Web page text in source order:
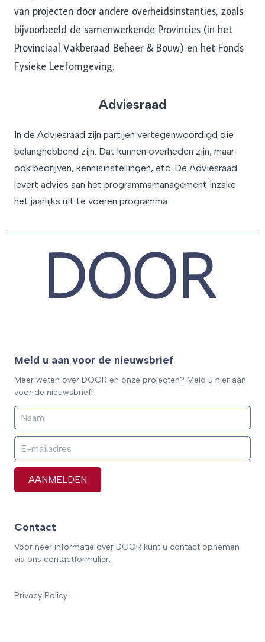
van projecten door andere overheidsinstanties, zoals
bijvoorbeeld de samenwerkende Provincies (in het
Provinciaal Vakberaad Beheer & Bouw) en het Fonds
Fysieke Leefomgeving.
Adviesraad
In de Adviesraad zijn partijen vertegenwoordigd die
belanghebbend zijn. Dat kunnen overheden zijn, maar
ook bedrijven, kennisinstellingen, etc. De Adviesraad
levert advies aan het programmamanagement inzake
het jaarlijks uit te voeren programma.
Meld u aan voor de nieuwsbrief
Meer weten over DOOR en onze projecten? Meld u hier aan
voor de nieuwsbrief!
AANMELDEN
Contact
Voor neer informatie over DOOR kunt u contact opnemen
via ons contactformulier.
Privacy Policy